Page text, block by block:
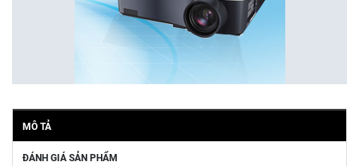
MÔ TẢ
ĐÁNH GIÁ SẢN PHẨM